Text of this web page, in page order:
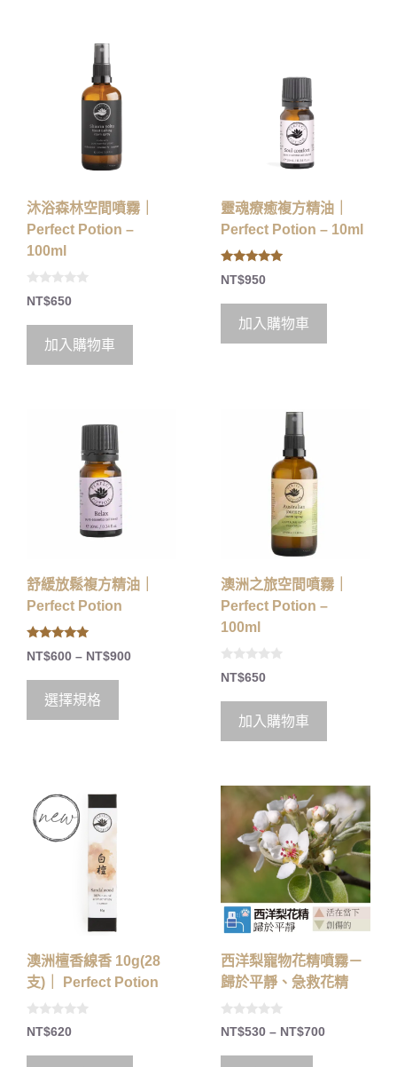
沐浴森林空間噴霧｜
Perfect Potion –
100ml
0
o
t
5
NT$650
加入購物車
靈魂療癒複方精油｜
Perfect Potion – 10ml
5.00
out of 5
NT$950
加入購物車
舒緩放鬆複方精油｜
Perfect Potion
5.00
out of 5
NT$600 – NT$900
選擇規格
澳洲之旅空間噴霧｜
Perfect Potion –
100ml
0
o
t
5
NT$650
加入購物車
澳洲檀香線香 10g(28
支)｜ Perfect Potion
0
oNT$620
西洋梨寵物花精噴霧－
歸於平靜、急救花精
0
oNT$530 – NT$700